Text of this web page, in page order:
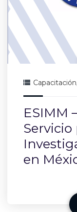
Capacitación
ESIMM
Servicio
en